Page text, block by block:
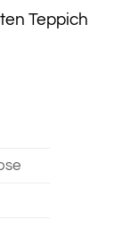
Teppich